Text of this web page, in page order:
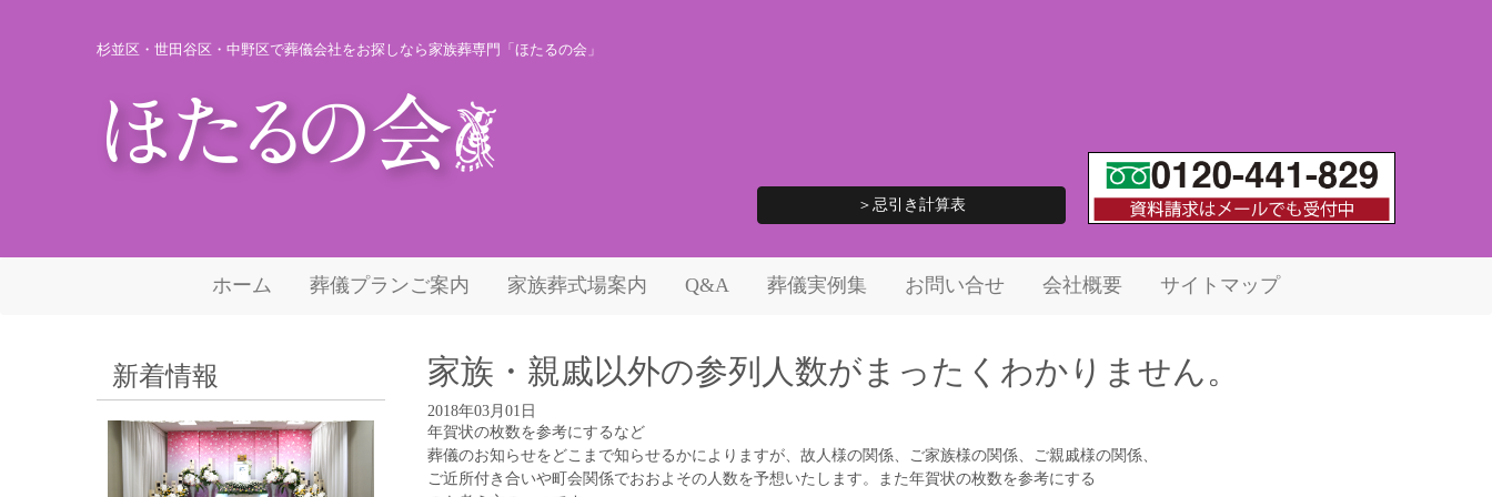
杉並区・世田谷区・中野区で葬儀会社をお探しなら家族葬専門「ほたるの会」
＞忌引き計算表
ホーム 葬儀プランご案内 家族葬式場案内 Q&A 葬儀実例集 お問い合せ 会社概要 サイトマップ
家族・親戚以外の参列人数がまったくわかりません。
2018年03月01日
年賀状の枚数を参考にするなど
葬儀のお知らせをどこまで知らせるかによりますが、故人様の関係、ご家族様の関係、ご親戚様の関係、
ご近所付き合いや町会関係でおおよその人数を予想いたします。また年賀状の枚数を参考にする
新着情報